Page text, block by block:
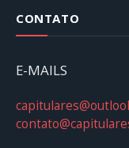
CONTATO
E-MAILS